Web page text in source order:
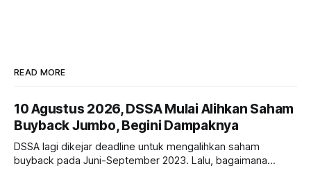
READ MORE
10 Agustus 2026, DSSA Mulai Alihkan Saham
Buyback Jumbo, Begini Dampaknya
DSSA lagi dikejar deadline untuk mengalihkan saham
buyback pada Juni-September 2023. Lalu, bagaimana